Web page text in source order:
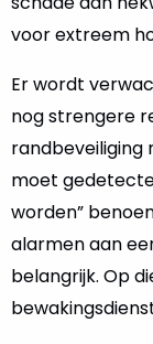
voor extreem
Er wordt
nog strengere
randbeveiliging
moet
worden”
alarmen aan
belangrijk. Op